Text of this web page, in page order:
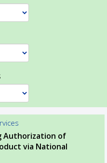
Authorization of
via National